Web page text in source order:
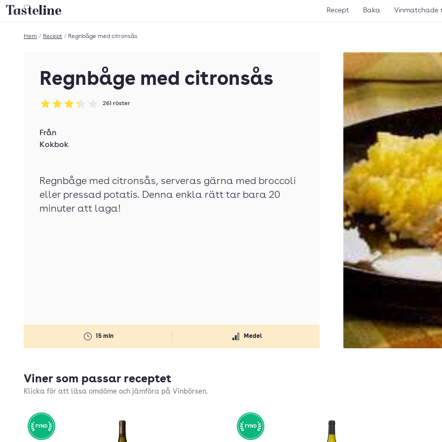
Till Tastelines startsida Recept Baka Vinmatchade
Hem / Recept / Regnbåge med citronsås
Regnbåge med citronsås
Betyg: 3.3 av 5
261 röster
15 min Medel
Från
Kokbok
Regnbåge med citronsås, serveras gärna med broccoli
eller pressad potatis. Denna enkla rätt tar bara 20
minuter att laga!
Viner som passar receptet
Klicka för att läsa omdöme och jämföra på Vinbörsen.
FYND FYND